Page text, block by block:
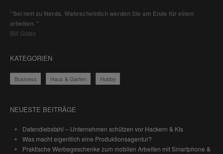
"Sei nett zu Nerds. Wahrscheinlich werden Sie am Ende für einen
arbeiten. "
Bill Gates
KATEGORIEN
Business Haus & Garten Hobby
NEUESTE BEITRÄGE
Datendiebstahl – Unternehmen schützen vor Hackern & KIs
Was macht eigentlich eine Produktionsagentur?
Praktische Werbegeschenke zum mobilen Arbeiten mit Smartphone &